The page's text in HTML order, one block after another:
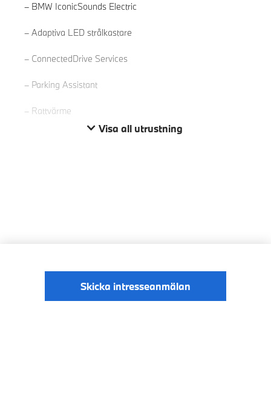
BMW IconicSounds Electric
Adaptiva LED strålkastare
ConnectedDrive Services
Parking Assistant
Rattvärme
Visa all utrustning
Skicka intresseanmälan